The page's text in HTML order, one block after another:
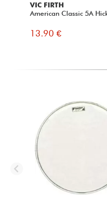
VIC FIRTH
American Classic 5A
13.90 €